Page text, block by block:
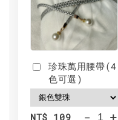
珍珠萬用腰帶(4
色可選)
NT$ 109